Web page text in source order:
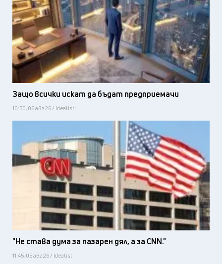
Защо всички искат да бъдат предприемачи
10:30, 06 авг 26 / Idealisti
"Не става дума за пазарен дял, а за CNN."
11:45, 05 авг 26 / Idealisti